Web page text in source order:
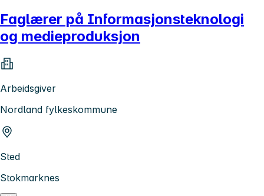
Faglærer på Informasjonsteknologi
og medieproduksjon
Arbeidsgiver
Nordland fylkeskommune
Sted
Stokmarknes